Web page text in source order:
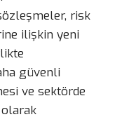
risk
ilişkin yeni
güvenli
ve sektörde
olarak